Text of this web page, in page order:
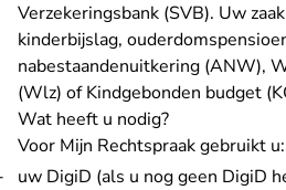
Verzekeringsbank (SVB). Uw
kinderbijslag,
nabestaandenuitkering (ANW),
(Wlz) of Kindgebonden budget
Wat heeft u nodig?
Voor Mijn Rechtspraak gebruikt u:
uw DigiD (als u nog geen DigiD